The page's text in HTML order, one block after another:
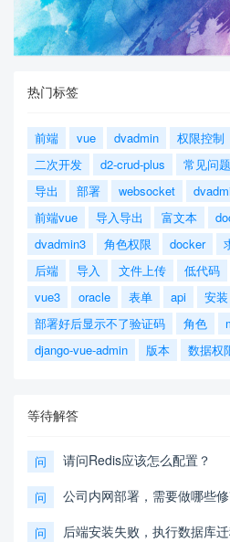
热门标签
前端 vue dvadmin 权限控制
二次开发
d2-crud-plus 常见问题
导出
部署 websocket
前端vue
导入导出 富文本
dvadmin3
角色权限 docker
后端
导入 文件上传 低代码
vue3
oracle 表单 api 安装
部署好后显示不了验证码
角色
django-vue-admin
版本 数据权
等待解答
问 请问Redis应该怎么配置？
问 公司内网部署，需要做哪些
问 后端安装失败，执行数据库